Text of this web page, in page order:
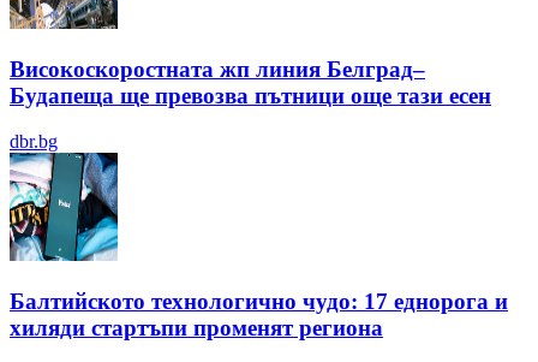
Високоскоростната жп линия Белград–
Будапеща ще превозва пътници още тази есен
dbr.bg
Балтийското технологично чудо: 17 еднорога и
хиляди стартъпи променят региона